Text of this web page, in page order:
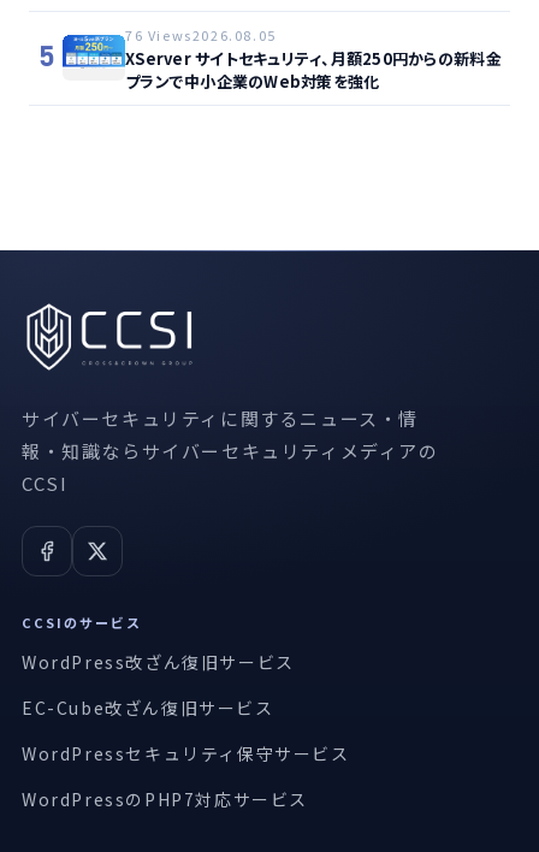
5
76 Views2026.08.05
XServer サイトセキュリティ、月額250円からの新料金
プランで中小企業のWeb対策を強化
サイバーセキュリティに関するニュース・情
報・知識ならサイバーセキュリティメディアの
CCSI
CCSIのサービス
WordPress改ざん復旧サービス
EC-Cube改ざん復旧サービス
WordPressセキュリティ保守サービス
WordPressのPHP7対応サービス